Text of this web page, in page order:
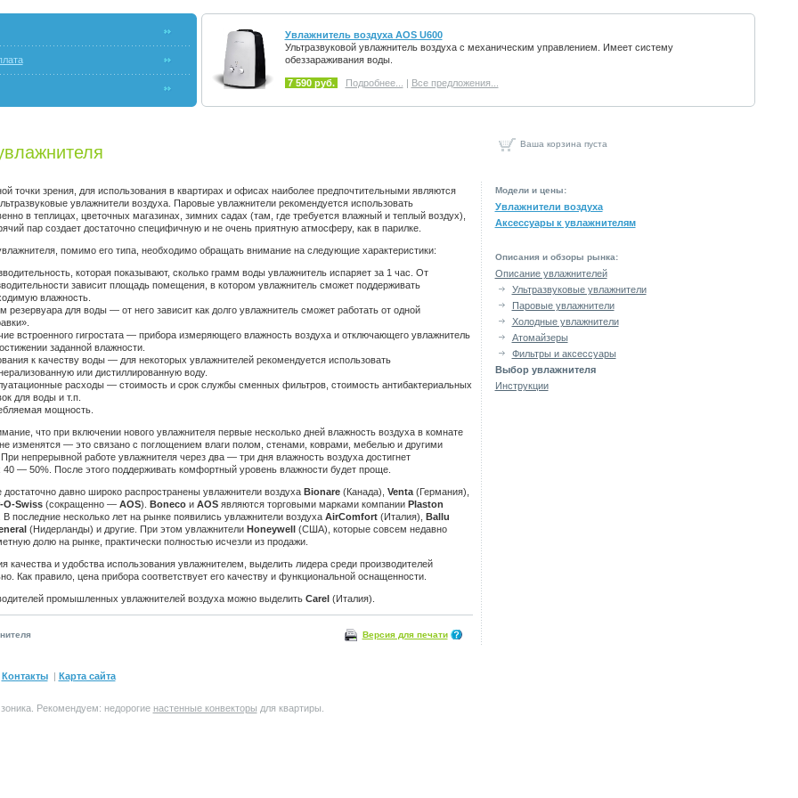
Увлажнитель воздуха AOS U600
Ультразвуковой увлажнитель воздуха с механическим управлением. Имеет систему
обеззараживания воды.
7 590 руб. Подробнее... | Все предложения...
Ваша корзина пуста
точки зрения, для использования в квартирах и офисах наиболее предпочтительными являются
увлажнители воздуха. Паровые увлажнители рекомендуется использовать
в теплицах, цветочных магазинах, зимних садах (там, где требуется влажный и теплый воздух),
пар создает достаточно специфичную и не очень приятную атмосферу, как в парилке.
помимо его типа, необходимо обращать внимание на следующие характеристики:
которая показывают, сколько грамм воды увлажнитель испаряет за 1 час. От
зависит площадь помещения, в котором увлажнитель сможет поддерживать
влажность.
резервуара для воды — от него зависит как долго увлажнитель сможет работать от одной
встроенного гигростата — прибора измеряющего влажность воздуха и отключающего увлажнитель
заданной влажности.
к качеству воды — для некоторых увлажнителей рекомендуется использовать
или дистиллированную воду.
расходы — стоимость и срок службы сменных фильтров, стоимость антибактериальных
для воды и т.п.
мощность.
что при включении нового увлажнителя первые несколько дней влажность воздуха в комнате
изменятся — это связано с поглощением влаги полом, стенами, коврами, мебелью и другими
непрерывной работе увлажнителя через два — три дня влажность воздуха достигнет
— 50%. После этого поддерживать комфортный уровень влажности будет проще.
давно широко распространены увлажнители воздуха Bionare(Канада), Venta(Германия),
O-Swiss(сокращенно — AOS). Bonecoи AOSявляются торговыми марками компании Plaston
последние несколько лет на рынке появились увлажнители воздуха AirComfort(Италия), Ballu
(Нидерланды) и другие. При этом увлажнители Honeywell(США), которые совсем недавно
долю на рынке, практически полностью исчезли из продажи.
качества и удобства использования увлажнителем, выделить лидера среди производителей
Как правило, цена прибора соответствует его качеству и функциональной оснащенности.
промышленных увлажнителей воздуха можно выделить Carel(Италия).
Версия для печати
Модели и цены:
Увлажнители воздуха
Аксессуары к увлажнителям
Описания и обзоры рынка:
Описание увлажнителей
Ультразвуковые увлажнители
Паровые увлажнители
Холодные увлажнители
Атомайзеры
Фильтры и аксессуары
Выбор увлажнителя
Инструкции
Контакты| Карта сайта
Рекомендуем: недорогие настенные конвекторы для квартиры.